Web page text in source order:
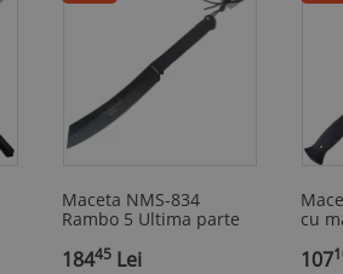
Maceta NMS-834
Rambo 5 Ultima parte
18445Lei
cu
107